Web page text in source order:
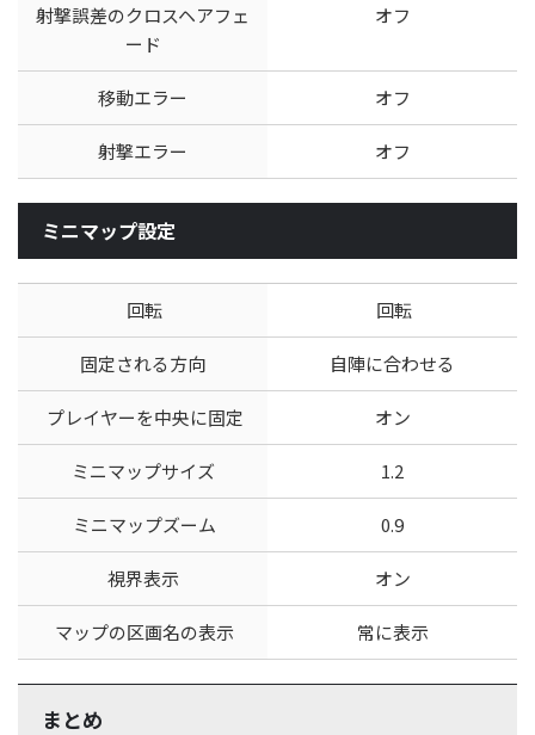
射撃誤差のクロスヘアフェ
ード
オフ
移動エラー オフ
射撃エラー オフ
ミニマップ設定
回転 回転
固定される方向 自陣に合わせる
プレイヤーを中央に固定 オン
ミニマップサイズ 1.2
ミニマップズーム 0.9
視界表示 オン
マップの区画名の表示 常に表示
まとめ